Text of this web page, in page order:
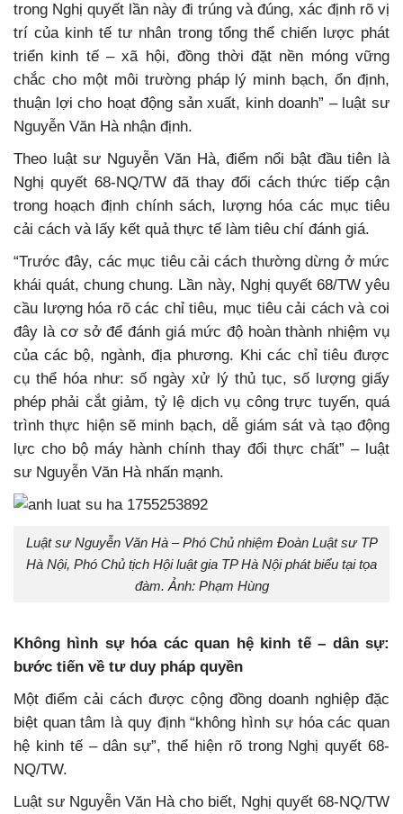
trong Nghị quyết lần này đi trúng và đúng, xác định rõ vị
trí của kinh tế tư nhân trong tổng thể chiến lược phát
triển kinh tế – xã hội, đồng thời đặt nền móng vững
chắc cho một môi trường pháp lý minh bạch, ổn định,
thuận lợi cho hoạt động sản xuất, kinh doanh” – luật sư
Nguyễn Văn Hà nhận định.
Theo luật sư Nguyễn Văn Hà, điểm nổi bật đầu tiên là
Nghị quyết 68-NQ/TW đã thay đổi cách thức tiếp cận
trong hoạch định chính sách, lượng hóa các mục tiêu
cải cách và lấy kết quả thực tế làm tiêu chí đánh giá.
“Trước đây, các mục tiêu cải cách thường dừng ở mức
khái quát, chung chung. Lần này, Nghị quyết 68/TW yêu
cầu lượng hóa rõ các chỉ tiêu, mục tiêu cải cách và coi
đây là cơ sở để đánh giá mức độ hoàn thành nhiệm vụ
của các bộ, ngành, địa phương. Khi các chỉ tiêu được
cụ thể hóa như: số ngày xử lý thủ tục, số lượng giấy
phép phải cắt giảm, tỷ lệ dịch vụ công trực tuyến, quá
trình thực hiện sẽ minh bạch, dễ giám sát và tạo động
lực cho bộ máy hành chính thay đổi thực chất” – luật
sư Nguyễn Văn Hà nhấn mạnh.
Luật sư Nguyễn Văn Hà – Phó Chủ nhiệm Đoàn Luật sư TP
Hà Nội, Phó Chủ tịch Hội luật gia TP Hà Nội phát biểu tại tọa
đàm. Ảnh: Phạm Hùng
Không hình sự hóa các quan hệ kinh tế – dân sự:
bước tiến về tư duy pháp quyền
Một điểm cải cách được cộng đồng doanh nghiệp đặc
biệt quan tâm là quy định “không hình sự hóa các quan
hệ kinh tế – dân sự”, thể hiện rõ trong Nghị quyết 68-
NQ/TW.
Luật sư Nguyễn Văn Hà cho biết, Nghị quyết 68-NQ/TW